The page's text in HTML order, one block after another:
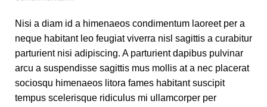
Nisi a diam id a himenaeos condimentum laoreet per a
neque habitant leo feugiat viverra nisl sagittis a curabitur
parturient nisi adipiscing. A parturient dapibus pulvinar
arcu a suspendisse sagittis mus mollis at a nec placerat
sociosqu himenaeos litora fames habitant suscipit
tempus scelerisque ridiculus mi ullamcorper per